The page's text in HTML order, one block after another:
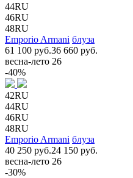
44RU
46RU
48RU
Emporio Armani блуза
61 100 руб.36 660 руб.
весна-лето 26
-40%
42RU
44RU
46RU
48RU
Emporio Armani блуза
40 250 руб.24 150 руб.
весна-лето 26
-30%